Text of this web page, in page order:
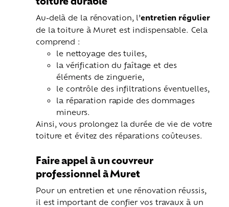
Au-delà de la rénovation, l’entretien régulier
de la toiture à Muret est indispensable. Cela
comprend :
le nettoyage des tuiles,
la vérification du faîtage et des
éléments de zinguerie,
le contrôle des infiltrations éventuelles,
la réparation rapide des dommages
mineurs.
Ainsi, vous prolongez la durée de vie de votre
toiture et évitez des réparations coûteuses.
Faire appel à un couvreur
professionnel à Muret
Pour un entretien et une rénovation réussis,
il est important de confier vos travaux à un